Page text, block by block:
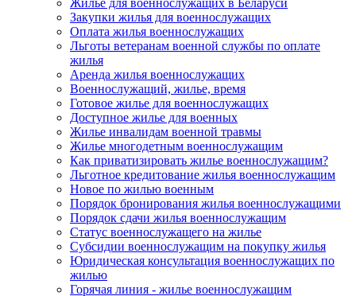
Жилье для военнослужащих в Беларуси
Закупки жилья для военнослужащих
Оплата жилья военнослужащих
Льготы ветеранам военной службы по оплате
жилья
Аренда жилья военнослужащих
Военнослужащий, жилье, время
Готовое жилье для военнослужащих
Доступное жилье для военных
Жилье инвалидам военной травмы
Жилье многодетным военнослужащим
Как приватизировать жилье военнослужащим?
Льготное кредитование жилья военнослужащим
Новое по жилью военным
Порядок бронирования жилья военнослужащими
Порядок сдачи жилья военнослужащим
Статус военнослужащего на жилье
Субсидии военнослужащим на покупку жилья
Юридическая консультация военнослужащих по
жилью
Горячая линия - жилье военнослужащим